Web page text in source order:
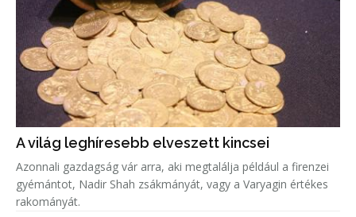
A világ leghíresebb elveszett kincsei
Azonnali gazdagság vár arra, aki megtalálja például a firenzei
gyémántot, Nadir Shah zsákmányát, vagy a Varyagin értékes
rakományát.